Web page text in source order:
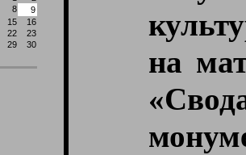
8
9
15
16
22
23
29
30
на